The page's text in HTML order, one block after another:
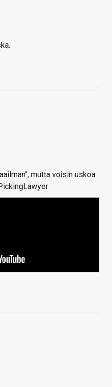
mutta voisin uskoa